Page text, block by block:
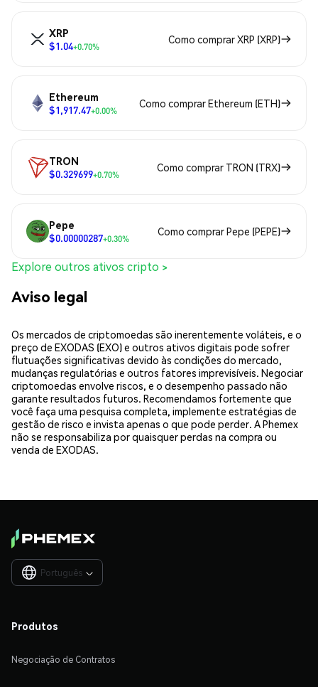
XRP
$1.04+0.70%
Como comprar XRP (XRP)
Ethereum
$1,917.47+0.00%
Como comprar Ethereum (ETH)
TRON
$0.329699+0.70%
Como comprar TRON (TRX)
Pepe
$0.00000287+0.30%
Como comprar Pepe (PEPE)
Explore outros ativos cripto >
Aviso legal
Os mercados de criptomoedas são inerentemente voláteis, e o
preço de EXODAS (EXO) e outros ativos digitais pode sofrer
flutuações significativas devido às condições do mercado,
mudanças regulatórias e outros fatores imprevisíveis. Negociar
criptomoedas envolve riscos, e o desempenho passado não
garante resultados futuros. Recomendamos fortemente que
você faça uma pesquisa completa, implemente estratégias de
gestão de risco e invista apenas o que pode perder. A Phemex
não se responsabiliza por quaisquer perdas na compra ou
venda de EXODAS.
Português 
Produtos
Negociação de Contratos